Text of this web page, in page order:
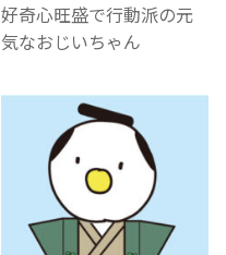
好奇心旺盛で行動派の元
気なおじいちゃん